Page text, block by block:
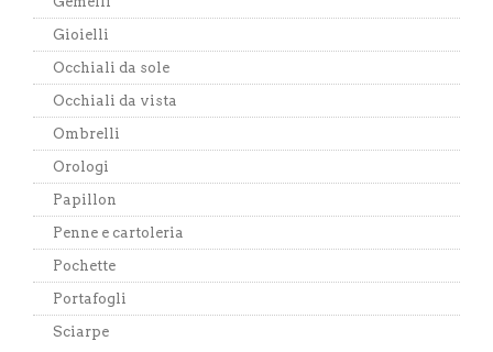
Gioielli
Occhiali da sole
Occhiali da vista
Ombrelli
Orologi
Papillon
Penne e cartoleria
Pochette
Portafogli
Sciarpe